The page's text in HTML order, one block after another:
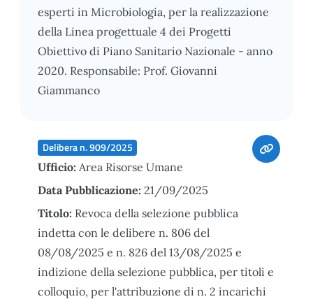
esperti in Microbiologia, per la realizzazione
della Linea progettuale 4 dei Progetti
Obiettivo di Piano Sanitario Nazionale - anno
2020. Responsabile: Prof. Giovanni
Giammanco
Delibera n. 909/2025
Ufficio: Area Risorse Umane
Data Pubblicazione: 21/09/2025
Titolo: Revoca della selezione pubblica
indetta con le delibere n. 806 del
08/08/2025 e n. 826 del 13/08/2025 e
indizione della selezione pubblica, per titoli e
colloquio, per l'attribuzione di n. 2 incarichi